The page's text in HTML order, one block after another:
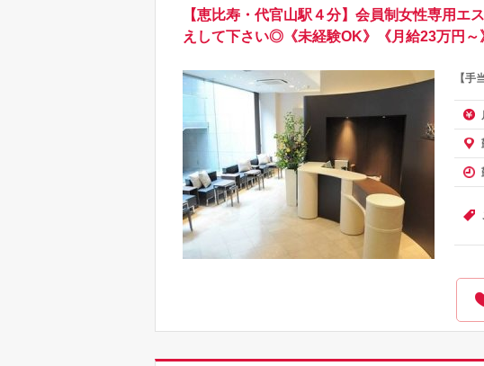
【恵比寿・代官山駅４分】会員制女性専用
えして下さい◎《未経験OK》《月給23万円～
【